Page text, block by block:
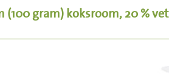
(100 gram)koksroom, 20 % vet